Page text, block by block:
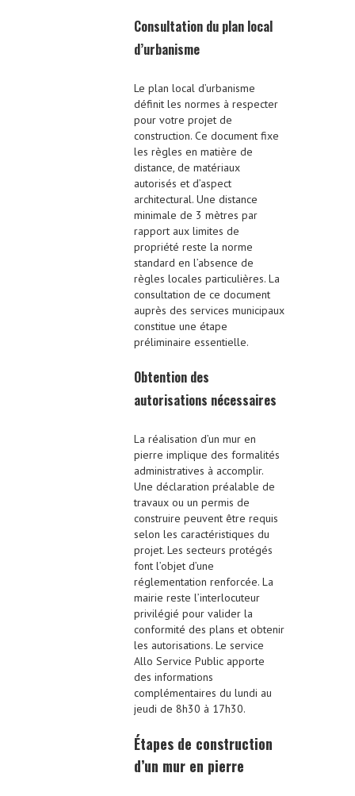
Consultation du plan local
d’urbanisme
Le plan local d’urbanisme
définit les normes à respecter
pour votre projet de
construction. Ce document fixe
les règles en matière de
distance, de matériaux
autorisés et d’aspect
architectural. Une distance
minimale de 3 mètres par
rapport aux limites de
propriété reste la norme
standard en l’absence de
règles locales particulières. La
consultation de ce document
auprès des services municipaux
constitue une étape
préliminaire essentielle.
Obtention des
autorisations nécessaires
La réalisation d’un mur en
pierre implique des formalités
administratives à accomplir.
Une déclaration préalable de
travaux ou un permis de
construire peuvent être requis
selon les caractéristiques du
projet. Les secteurs protégés
font l’objet d’une
réglementation renforcée. La
mairie reste l’interlocuteur
privilégié pour valider la
conformité des plans et obtenir
les autorisations. Le service
Allo Service Public apporte
des informations
complémentaires du lundi au
jeudi de 8h30 à 17h30.
Étapes de construction
d’un mur en pierre